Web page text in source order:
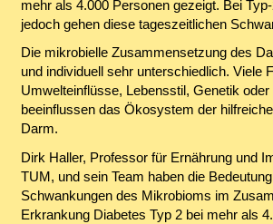
mehr als 4.000 Personen gezeigt. Bei
jedoch gehen diese tageszeitlichen
Die mikrobielle Zusammensetzung des
und individuell sehr unterschiedlich. Viele
Umwelteinflüsse, Lebensstil, Genetik
beeinflussen das Ökosystem der
Darm.
Dirk Haller, Professor für Ernährung und
TUM, und sein Team haben die
Schwankungen des Mikrobioms im
Erkrankung Diabetes Typ 2 bei mehr als